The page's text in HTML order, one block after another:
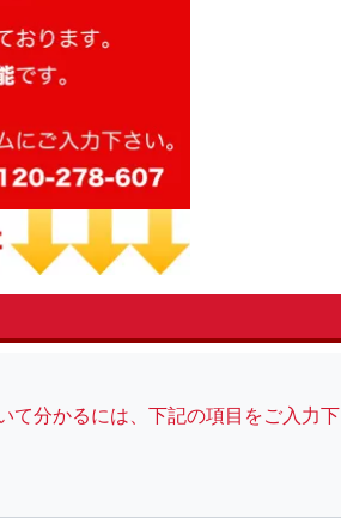
て分かるには、下記の項目をご入力下